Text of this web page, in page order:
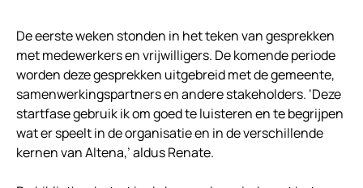
De eerste weken stonden in het teken van gesprekken
met medewerkers en vrijwilligers. De komende periode
worden deze gesprekken uitgebreid met de gemeente,
samenwerkingspartners en andere stakeholders. ‘Deze
startfase gebruik ik om goed te luisteren en te begrijpen
wat er speelt in de organisatie en in de verschillende
kernen van Altena,’ aldus Renate.